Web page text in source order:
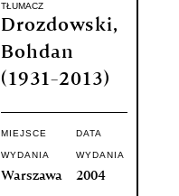
TŁUMACZ
Drozdowski,
Bohdan
(1931-2013)
MIEJSCE
WYDANIA
Warszawa
DATA
WYDANIA
2004